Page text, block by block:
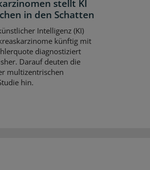
stellt KI
in den Schatten
Intelligenz (KI)
künftig mit
diagnostiziert
Darauf deuten die
multizentrischen
hin.